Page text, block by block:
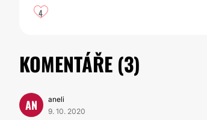
4
KOMENTÁŘE (3)
AN
aneli
9. 10. 2020